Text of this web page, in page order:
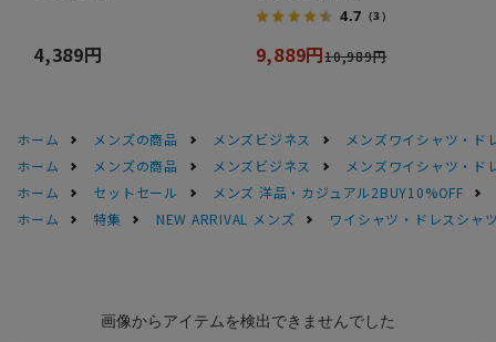
4,389円
4.7 （3）
9,889円10,989円
ホーム メンズの商品 メンズビジネス
メンズワイシャツ・ド
ホーム
メンズの商品 メンズビジネス
メンズワイシャツ・ド
ホーム
セットセール
メンズ 洋品・カジュアル2BUY10%OFF
ホーム
特集 NEW ARRIVAL メンズ ワイシャツ・ドレスシャ